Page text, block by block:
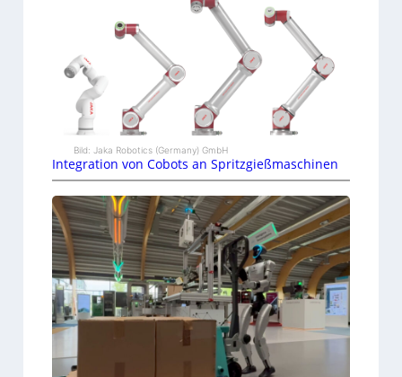
Bild: Jaka Robotics (Germany) GmbH
Integration von Cobots an Spritzgießmaschinen